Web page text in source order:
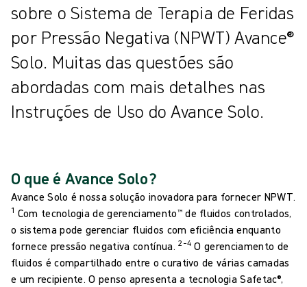
sobre o Sistema de Terapia de Feridas
por Pressão Negativa (NPWT) Avance®
Solo. Muitas das questões são
abordadas com mais detalhes nas
Instruções de Uso do Avance Solo.
O que é Avance Solo?
Avance Solo é nossa solução inovadora para fornecer NPWT.
1 Com tecnologia de gerenciamento™ de fluidos controlados,
o sistema pode gerenciar fluidos com eficiência enquanto
fornece pressão negativa contínua.2–4 O gerenciamento de
fluidos é compartilhado entre o curativo de várias camadas
e um recipiente. O penso apresenta a tecnologia Safetac®,